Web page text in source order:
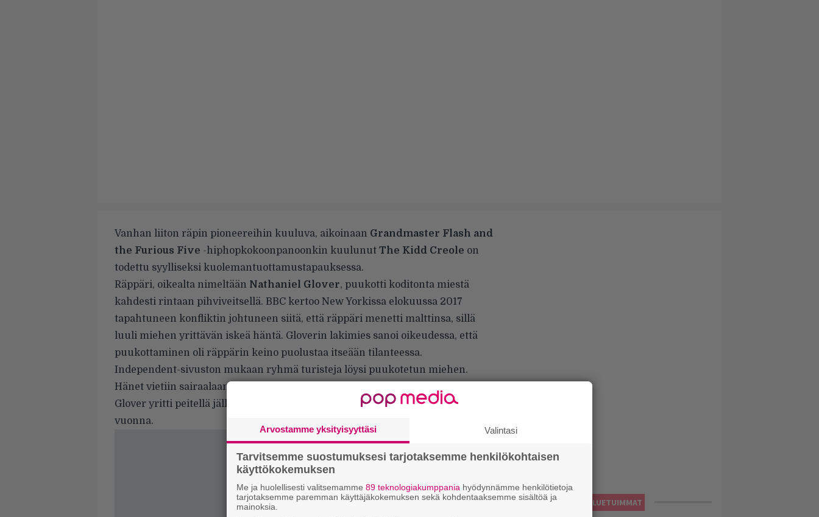
Vanhan liiton räpin pioneereihin kuuluva, aikoinaan Grandmaster Flash and
the Furious Five -hiphopkokoonpanoonkin kuulunut The Kidd Creole on
todettu syylliseksi kuolemantuottamustapauksessa.
Räppäri, oikealta nimeltään Nathaniel Glover, puukotti koditonta miestä
kahdesti rintaan pihviveitsellä. BBC kertoo New Yorkissa elokuussa 2017
tapahtuneen konfliktin johtuneen siitä, että räppäri menetti malttinsa, sillä
luuli miehen yrittävän iskeä häntä. Gloverin lakimies sanoi oikeudessa, että
puukottaminen oli räppärin keino puolustaa itseään tilanteessa.
Independent-sivuston mukaan ryhmä turisteja löysi puukotetun miehen.
Hänet vietiin sairaalaan, jossa hän menehtyi vammoihinsa myöhemmin.
Glover yritti peitellä jälkiään, mutta jäi kiinni, ja hänet pidätettiin jo samana
vuonna.
LUETUIMMAT
Arvostamme yksityisyyttäsi Valintasi
Tarvitsemme suostumuksesi tarjotaksemme henkilökohtaisen
käyttökokemuksen
Me ja huolellisesti valitsemamme 89 teknologiakumppania hyödynnämme henkilötietoja
tarjotaksemme paremman käyttäjäkokemuksen sekä kohdentaaksemme sisältöä ja
mainoksia.